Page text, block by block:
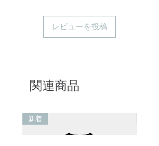
レビューを投稿
関連商品
新着